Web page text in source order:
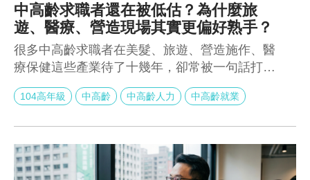
中高齡求職者還在被低估？為什麼旅
遊、醫療、營造現場其實更偏好熟手？
很多中高齡求職者在美髮、旅遊、營造施作、醫
療保健這些產業待了十幾年，卻常被一句話打回
原形——「這些工作是不是比較適合年輕人？」
但實際走進現場就會發現，情況剛好相反。當產
最足、能撐住場面的熟手。如果你開始懷疑自己
的優勢，也許該重新看清楚市場正在改變的方
104高年級 中高齡 中高齡人力 中高齡就業